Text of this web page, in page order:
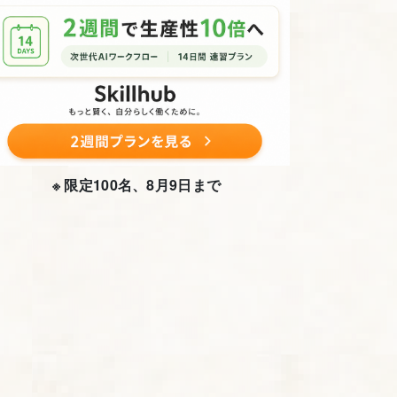
※ 限定100名、8月9日まで